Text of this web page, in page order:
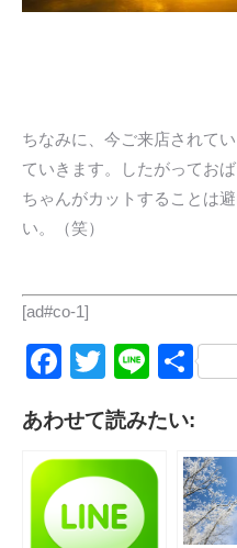
ちなみに、今ご来店されて
ていきます。したがってお
ちゃんがカットすることは
い。（笑）
[ad#co-1]
Facebook
Twitter
Line共
あわせて読みたい: